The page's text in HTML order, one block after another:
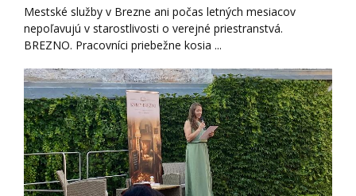
Mestské služby v Brezne ani počas letných mesiacov
nepoľavujú v starostlivosti o verejné priestranstvá.
BREZNO. Pracovníci priebežne kosia ...